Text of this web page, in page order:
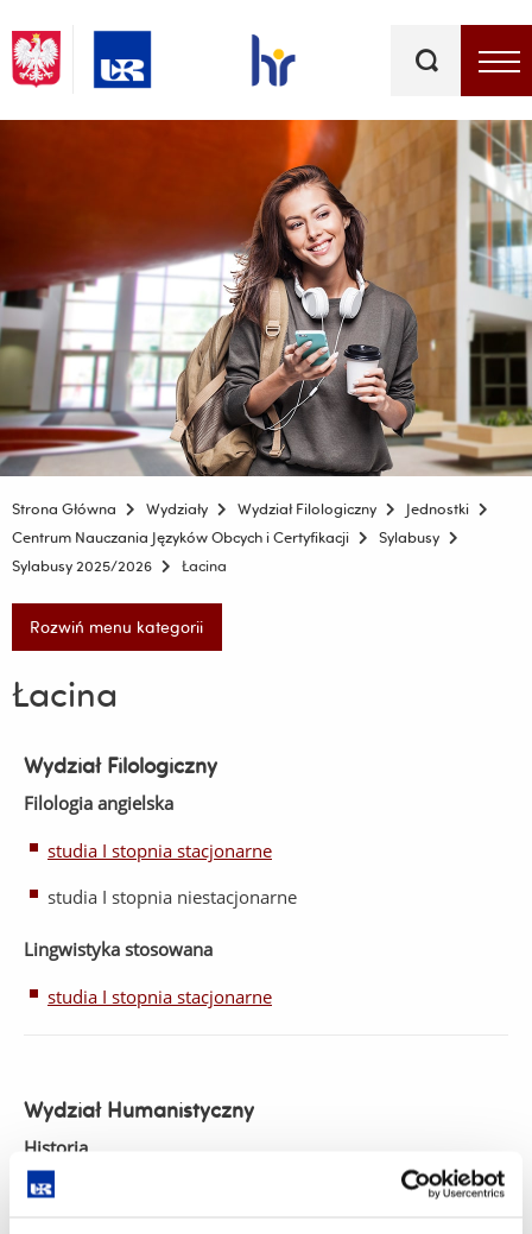
kluczowe
Strona Główna Wydziały Wydział Filologiczny
Jednostki
Centrum Nauczania Języków Obcych i Certyfikacji
Sylabusy
Sylabusy 2025/2026
Łacina
Rozwiń menu kategorii
Łacina
Wydział Filologiczny
Filologia angielska
studia I stopnia stacjonarne
studia I stopnia niestacjonarne
Lingwistyka stosowana
studia I stopnia stacjonarne
Wydział Humanistyczny
Historia
studia I stopnia stacjonarne